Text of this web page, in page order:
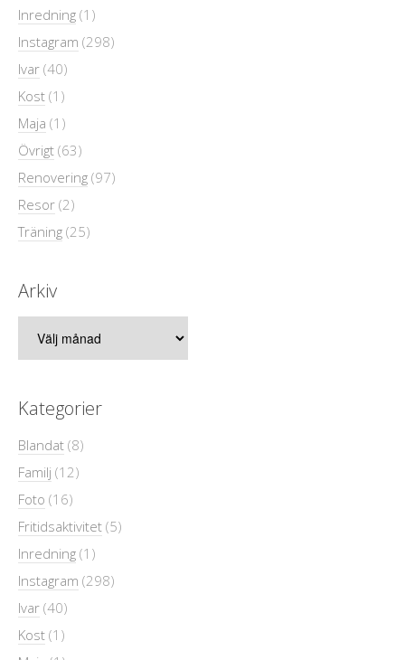
Inredning (1)
Instagram (298)
Ivar (40)
Kost (1)
Maja (1)
Övrigt (63)
Renovering (97)
Resor (2)
Träning (25)
Arkiv
Kategorier
Blandat (8)
Familj (12)
Foto (16)
Fritidsaktivitet (5)
Inredning (1)
Instagram (298)
Ivar (40)
Kost (1)